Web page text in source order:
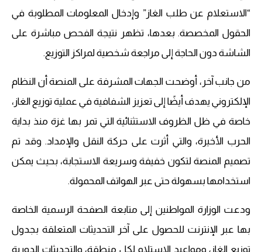
“الاستعلام عن طلب الغاز” وإدخال المعلومات المطلوبة في
الحقول المخصصة. بعدها، تظهر نتيجة الفحص مباشرة على
الشاشة دون الحاجة إلى مراجعة شخصية لمراكز التوزيع.
من جانب آخر، أوضحت الجهات المشرفة على المنصة أن النظام
الإلكتروني يهدف أيضًا إلى تعزيز الشفافية في عملية توزيع الغاز،
خاصة في ظل الظروف الاستثنائية التي تمر بها غزة منذ بداية
الحرب الأخيرة، والتي أثرت على حركة النقل والإمداد. وقد تم
تصميم المنصة لتكون خفيفة وسريعة الاستجابة، بحيث يمكن
استخدامها بسهولة حتى عبر الهواتف المحمولة.
ودعت الوزارة المواطنين إلى متابعة الصفحة الرسمية الخاصة
بها عبر الإنترنت للحصول على آخر التحديثات المتعلقة بجدول
توزيع الغاز، ومواعيد الاستلام لكل منطقة، والتحديثات الدورية